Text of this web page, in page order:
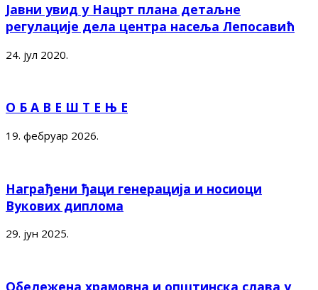
Јавни увид у Нацрт плана детаљне
регулације дела центра насеља Лепосавић
24. јул 2020.
О Б А В Е Ш Т Е Њ Е
19. фебруар 2026.
Награђени ђаци генерација и носиоци
Вукових диплома
29. јун 2025.
Обележена храмовна и општинска слава у